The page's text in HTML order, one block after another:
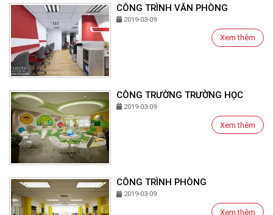
CÔNG TRÌNH VĂN PHÒNG
2019-03-09
Xem thêm
CÔNG TRƯỜNG TRƯỜNG HỌC
2019-03-09
Xem thêm
CÔNG TRÌNH PHÒNG
2019-03-09
Xem thêm